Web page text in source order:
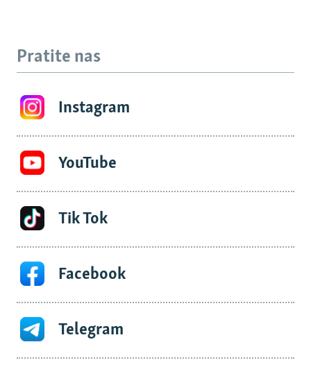
Pratite nas
Instagram
YouTube
Tik Tok
Facebook
Telegram